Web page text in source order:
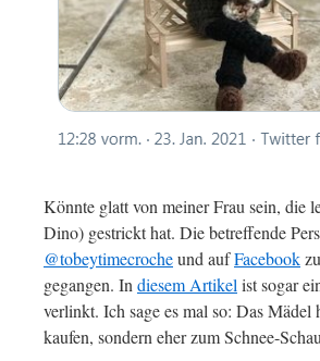
Könnte glatt von meiner Frau sein, die
Dino) gestrickt hat. Die betreffende
@tobeytimecrocheund aufFacebook
gegangen. In diesem Artikel ist sogar
verlinkt. Ich sage es mal so: Das
kaufen, sondern eher zum Schnee-